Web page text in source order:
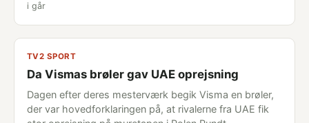
i går
TV2 SPORT
Da Vismas brøler gav UAE oprejsning
Dagen efter deres mesterværk begik Visma en brøler,
der var hovedforklaringen på, at rivalerne fra UAE fik